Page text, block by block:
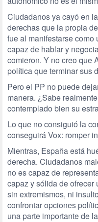
Ciudadanos ya cayó en
derechas que la propia
fue al manifestarse como
capaz de hablar y
comieron. Y no creo que
política que terminar sus
Pero el PP no puede
manera. ¿Sabe
contemplado bien su
Lo que no consiguió la
conseguirá Vox: romper
Mientras, España está
derecha. Ciudadanos
no es capaz de
capaz y sólida de ofrecer
sin extremismos, ni
confrontar opciones
una parte importante de